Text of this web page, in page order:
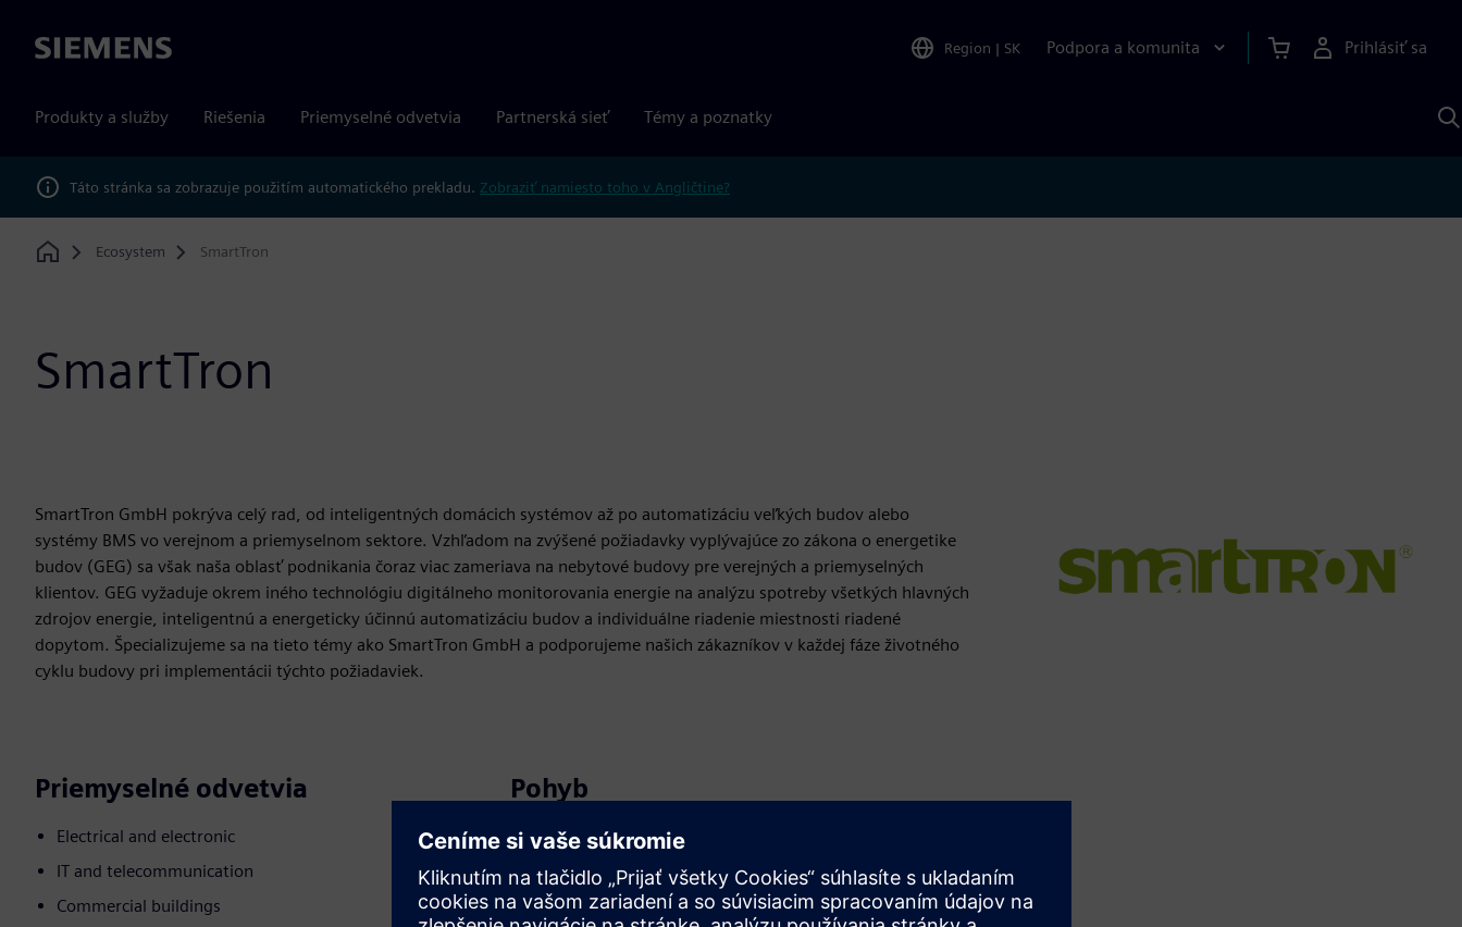
Siemens Region | SK Podpora a komunita Prihlásiť sa
Produkty a služby Riešenia Priemyselné odvetvia Partnerská sieť Témy a poznatky
Táto stránka sa zobrazuje použitím automatického prekladu. Zobraziť namiesto toho v Angličtine?
Home
Ecosystem SmartTron
SmartTron
SmartTron GmbH pokrýva celý rad, od inteligentných domácich systémov až po automatizáciu veľkých budov alebo
systémy BMS vo verejnom a priemyselnom sektore. Vzhľadom na zvýšené požiadavky vyplývajúce zo zákona o energetike
budov (GEG) sa však naša oblasť podnikania čoraz viac zameriava na nebytové budovy pre verejných a priemyselných
klientov. GEG vyžaduje okrem iného technológiu digitálneho monitorovania energie na analýzu spotreby všetkých hlavných
zdrojov energie, inteligentnú a energeticky účinnú automatizáciu budov a individuálne riadenie miestnosti riadené
dopytom. Špecializujeme sa na tieto témy ako SmartTron GmbH a podporujeme našich zákazníkov v každej fáze životného
cyklu budovy pri implementácii týchto požiadaviek.
Priemyselné odvetvia
Electrical and electronic
IT and telecommunication
Commercial buildings
Pohyb
Service
ktorá pomáha zákazníkovi s jeho implementáciou,
integráciou, prevádzkou alebo údržbou.